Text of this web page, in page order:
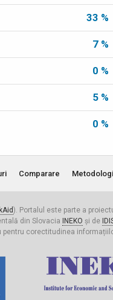
33 %
7 %
0 %
5 %
0 %
Comparare
). Portalul este parte a
din Slovacia
INEKO și de
corectitudinea